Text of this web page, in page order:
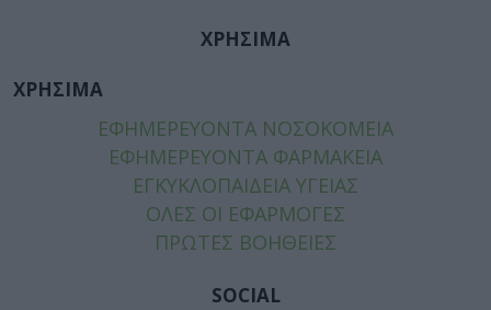
ΧΡΗΣΙΜΑ
ΧΡΗΣΙΜΑ
ΕΦΗΜΕΡΕΥΟΝΤΑ ΝΟΣΟΚΟΜΕΙΑ
ΕΦΗΜΕΡΕΥΟΝΤΑ ΦΑΡΜΑΚΕΙΑ
ΕΓΚΥΚΛΟΠΑΙΔΕΙΑ ΥΓΕΙΑΣ
ΟΛΕΣ ΟΙ ΕΦΑΡΜΟΓΕΣ
ΠΡΩΤΕΣ ΒΟΗΘΕΙΕΣ
SOCIAL